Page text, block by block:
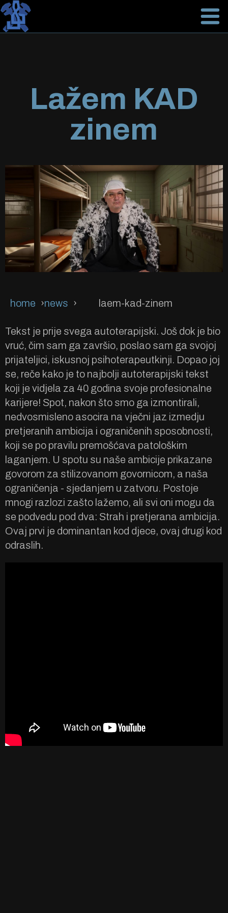
Lažem KAD
zinem
home news laem-kad-zinem
Tekst je prije svega autoterapijski. Još dok je bio
vruć, čim sam ga završio, poslao sam ga svojoj
prijateljici, iskusnoj psihoterapeutkinji. Dopao joj
se, reče kako je to najbolji autoterapijski tekst
koji je vidjela za 40 godina svoje profesionalne
karijere! Spot, nakon što smo ga izmontirali,
nedvosmisleno asocira na vječni jaz izmedju
pretjeranih ambicija i ograničenih sposobnosti,
koji se po pravilu premošćava patološkim
laganjem. U spotu su naše ambicije prikazane
govorom za stilizovanom govornicom, a naša
ograničenja - sjedanjem u zatvoru. Postoje
mnogi razlozi zašto lažemo, ali svi oni mogu da
se podvedu pod dva: Strah i pretjerana ambicija.
Ovaj prvi je dominantan kod djece, ovaj drugi kod
odraslih.